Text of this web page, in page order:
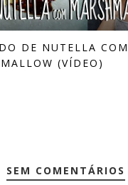
DE NUTELLA COM
(VÍDEO)
SEM COMENTÁRIOS